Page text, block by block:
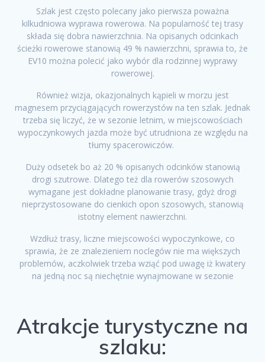
Szlak jest często polecany jako pierwsza poważna
kilkudniowa wyprawa rowerowa. Na popularność tej trasy
składa się dobra nawierzchnia. Na opisanych odcinkach
ścieżki rowerowe stanowią 49 % nawierzchni, sprawia to, że
EV10 można polecić jako wybór dla rodzinnej wyprawy
rowerowej.
Również wizja, okazjonalnych kąpieli w morzu jest
magnesem przyciągających rowerzystów na ten szlak. Jednak
trzeba się liczyć, że w sezonie letnim, w miejscowościach
wypoczynkowych jazda może być utrudniona ze względu na
tłumy spacerowiczów.
Duży odsetek bo aż 20 % opisanych odcinków stanowią
drogi szutrowe. Dlatego też dla rowerów szosowych
wymagane jest dokładne planowanie trasy, gdyż drogi
nieprzystosowane do cienkich opon szosowych, stanowią
istotny element nawierzchni.
Wzdłuż trasy, liczne miejscowości wypoczynkowe, co
sprawia, że ze znalezieniem noclegów nie ma większych
problemów, aczkolwiek trzeba wziąć pod uwagę iż kwatery
na jedną noc są niechętnie wynajmowane w sezonie
Atrakcje turystyczne na
szlaku: